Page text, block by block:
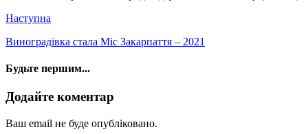
Наступна
Виноградівка стала Міс Закарпаття – 2021
Будьте першим...
Додайте коментар
Ваш email не буде опубліковано.